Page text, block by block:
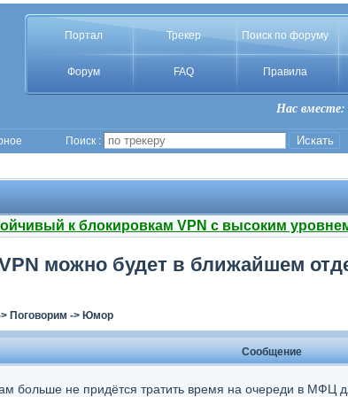
Портал Трекер Поиск по форуму
Форум FAQ Правила
Нас вместе:
Поиск :
к блокировкам VPN с высоким
можно будет в ближайшем
Поговорим -> Юмор
Сообщение
больше не придётся тратить время на очереди в МФЦ